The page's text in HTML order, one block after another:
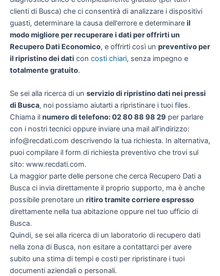
clienti di Busca) che ci consentirà di analizzare i dispositivi
guasti, determinare la causa dell'errore e determinare il
modo migliore per recuperare i dati per offrirti un
Recupero Dati Economico, e offrirti così un preventivo per
il ripristino dei dati con costi chiari, senza impegno e
totalmente gratuito.
Se sei alla ricerca di un servizio di ripristino dati nei pressi
di Busca, noi possiamo aiutarti a ripristinare i tuoi files.
Chiama il numero di telefono: 02 80 88 98 29 per parlare
con i nostri tecnici oppure inviare una mail all’indirizzo:
info@recdati.com descrivendo la tua richiesta. In alternativa,
puoi compilare il form di richiesta preventivo che trovi sul
sito: www.recdati.com.
La maggior parte delle persone che cerca Recupero Dati a
Busca ci invia direttamente il proprio supporto, ma è anche
possibile prenotare un ritiro tramite corriere espresso
direttamente nella tua abitazione oppure nel tuo ufficio di
Busca.
Quindi, se sei alla ricerca di un laboratorio di recupero dati
nella zona di Busca, non esitare a contattarci per avere
subito una stima di tempi e costi per ripristinare i tuoi
documenti aziendali o personali.